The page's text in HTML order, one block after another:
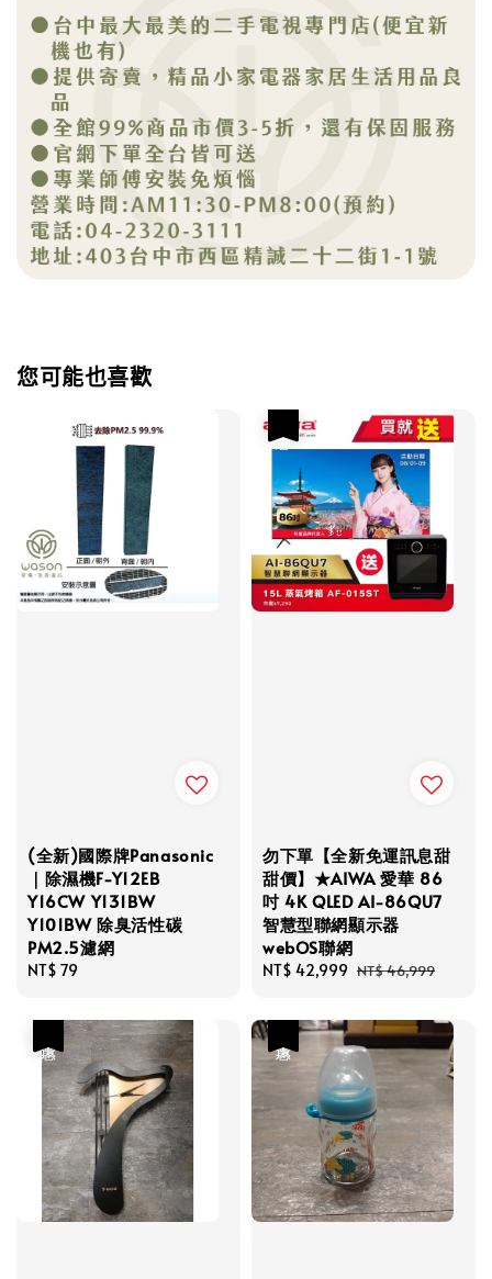
您可能也喜歡
(全新)國際牌Panasonic
｜除濕機F-Y12EB
Y16CW Y131BW
Y101BW 除臭活性碳
PM2.5濾網
Regular
NT$ 79
勿下單【全新免運訊息甜
甜價】★AIWA 愛華 86
吋 4K QLED AI-86QU7
智慧型聯網顯示器
webOS聯網
Sale
NT$ 42,999 Regular
NT$ 46,999